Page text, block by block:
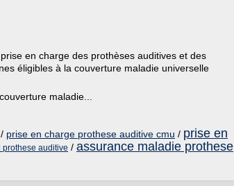
en charge des prothèses auditives et des
éligibles à la couverture maladie universelle
maladie...
/ prise en charge prothese auditive cmu / prise en
prothese auditive / assurance maladie prothese